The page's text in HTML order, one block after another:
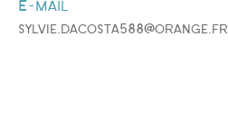
E-mail
sylvie.dacosta588@orange.fr